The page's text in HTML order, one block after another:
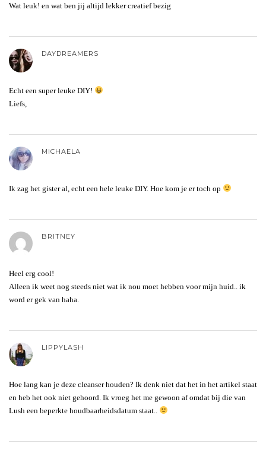
Wat leuk! en wat ben jij altijd lekker creatief bezig
DAYDREAMERS
Echt een super leuke DIY!
Liefs,
MICHAELA
Ik zag het gister al, echt een hele leuke DIY. Hoe kom je er toch op
BRITNEY
Heel erg cool!
Alleen ik weet nog steeds niet wat ik nou moet hebben voor mijn huid.. ik
word er gek van haha.
LIPPYLASH
Hoe lang kan je deze cleanser houden? Ik denk niet dat het in het artikel staat
en heb het ook niet gehoord. Ik vroeg het me gewoon af omdat bij die van
Lush een beperkte houdbaarheidsdatum staat..